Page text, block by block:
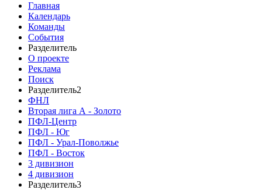
Главная
Календарь
Команды
События
Разделитель
О проекте
Реклама
Поиск
Разделитель2
ФНЛ
Вторая лига А - Золото
ПФЛ-Центр
ПФЛ - Юг
ПФЛ - Урал-Поволжье
ПФЛ - Восток
3 дивизион
4 дивизион
Разделитель3